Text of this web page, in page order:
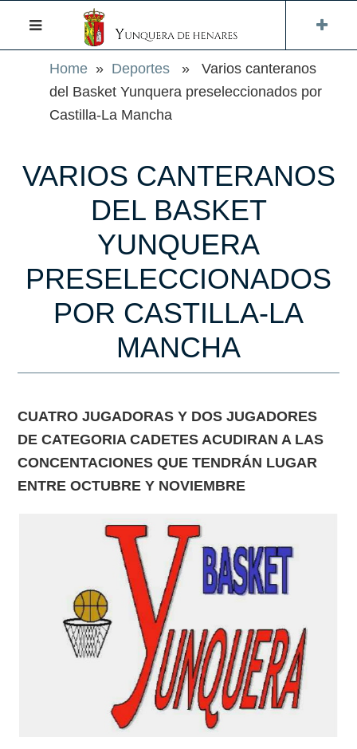
Home » Deportes » Varios canteranos
del Basket Yunquera preseleccionados por
Castilla-La Mancha
VARIOS CANTERANOS
DEL BASKET
YUNQUERA
PRESELECCIONADOS
POR CASTILLA-LA
MANCHA
CUATRO JUGADORAS Y DOS JUGADORES
DE CATEGORIA CADETES ACUDIRAN A LAS
CONCENTACIONES QUE TENDRÁN LUGAR
ENTRE OCTUBRE Y NOVIEMBRE